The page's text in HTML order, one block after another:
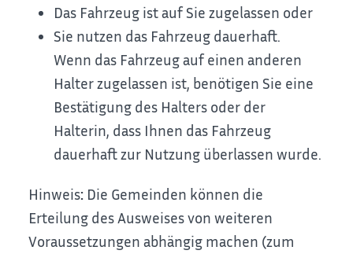
Das Fahrzeug ist auf Sie zugelassen oder
Sie nutzen das Fahrzeug dauerhaft.
Wenn das Fahrzeug auf einen anderen
Halter zugelassen ist, benötigen Sie eine
Bestätigung des Halters oder der
Halterin, dass Ihnen das Fahrzeug
dauerhaft zur Nutzung überlassen wurde.
Hinweis: Die Gemeinden können die
Erteilung des Ausweises von weiteren
Voraussetzungen abhängig machen (zum